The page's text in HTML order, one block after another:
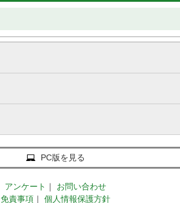
PC版を見る
アンケート ｜
お問い合わせ
免責事項 ｜ 個人情報保護方針